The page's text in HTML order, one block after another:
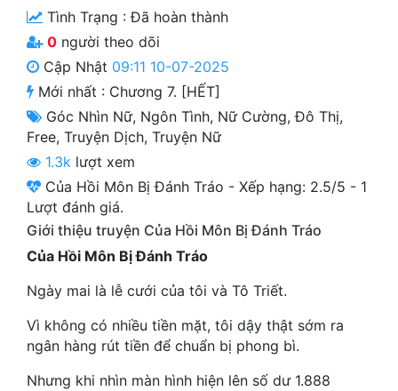
Cung Đấu
Cổ Tiên Hiệp
Cổ Đại
Du Hí
Dã Sử
Dị Giới
Góc Nhìn Nam
Góc Nhìn Nữ
Tình Trạng :Đã hoàn thành
0 người theo dõi
Cập Nhật 09:11 10-07-2025
Mới nhất : Chương 7. [HẾT]
Góc Nhìn Nữ, Ngôn Tình, Nữ Cường,Đô Thị,
Free, Truyện Dịch, Truyện Nữ
1.3k lượt xem
Của Hồi Môn Bị Đánh Tráo - Xếp hạng: 2.5/5 - 1
Lượt đánh giá.
Giới thiệu truyện Của Hồi Môn Bị Đánh Tráo
Của Hồi Môn Bị Đánh Tráo
Ngày mai là lễ cưới của tôi và Tô Triết.
Vì không có nhiều tiền mặt, tôi dậy thật sớm ra
ngân hàng rút tiền để chuẩn bị phong bì.
Nhưng khi nhìn màn hình hiện lên số dư 1.888